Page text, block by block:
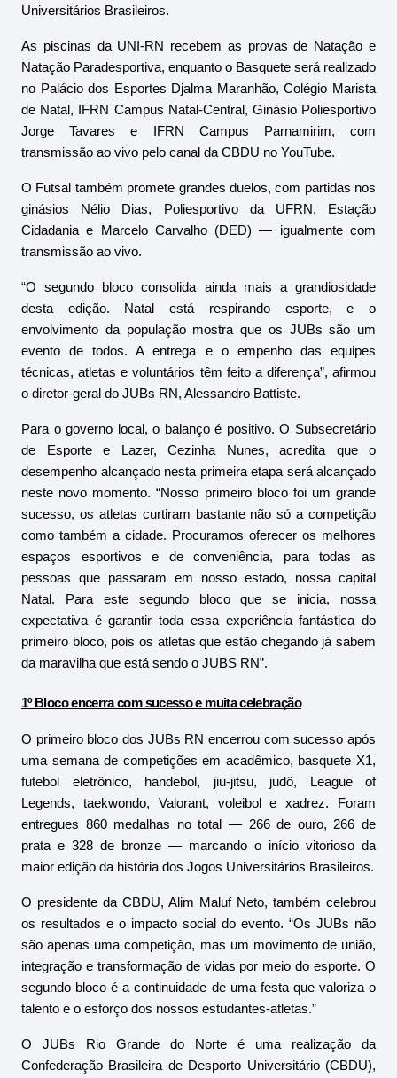
Universitários Brasileiros.
As piscinas da UNI-RN recebem as provas de Natação e
Natação Paradesportiva, enquanto o Basquete será realizado
no Palácio dos Esportes Djalma Maranhão, Colégio Marista
de Natal, IFRN Campus Natal-Central, Ginásio Poliesportivo
Jorge Tavares e IFRN Campus Parnamirim, com
transmissão ao vivo pelo canal da CBDU no YouTube.
O Futsal também promete grandes duelos, com partidas nos
ginásios Nélio Dias, Poliesportivo da UFRN, Estação
Cidadania e Marcelo Carvalho (DED) — igualmente com
transmissão ao vivo.
“O segundo bloco consolida ainda mais a grandiosidade
desta edição. Natal está respirando esporte, e o
envolvimento da população mostra que os JUBs são um
evento de todos. A entrega e o empenho das equipes
técnicas, atletas e voluntários têm feito a diferença”, afirmou
o diretor-geral do JUBs RN, Alessandro Battiste.
Para o governo local, o balanço é positivo. O Subsecretário
de Esporte e Lazer, Cezinha Nunes, acredita que o
desempenho alcançado nesta primeira etapa será alcançado
neste novo momento. “Nosso primeiro bloco foi um grande
sucesso, os atletas curtiram bastante não só a competição
como também a cidade. Procuramos oferecer os melhores
espaços esportivos e de conveniência, para todas as
pessoas que passaram em nosso estado, nossa capital
Natal. Para este segundo bloco que se inicia, nossa
expectativa é garantir toda essa experiência fantástica do
primeiro bloco, pois os atletas que estão chegando já sabem
da maravilha que está sendo o JUBS RN”.
1º Bloco encerra com sucesso e muita celebração
O primeiro bloco dos JUBs RN encerrou com sucesso após
uma semana de competições em acadêmico, basquete X1,
futebol eletrônico, handebol, jiu-jitsu, judô, League of
Legends, taekwondo, Valorant, voleibol e xadrez. Foram
entregues 860 medalhas no total — 266 de ouro, 266 de
prata e 328 de bronze — marcando o início vitorioso da
maior edição da história dos Jogos Universitários Brasileiros.
O presidente da CBDU, Alim Maluf Neto, também celebrou
os resultados e o impacto social do evento. “Os JUBs não
são apenas uma competição, mas um movimento de união,
integração e transformação de vidas por meio do esporte. O
segundo bloco é a continuidade de uma festa que valoriza o
talento e o esforço dos nossos estudantes-atletas.”
O JUBs Rio Grande do Norte é uma realização da
Confederação Brasileira de Desporto Universitário (CBDU),